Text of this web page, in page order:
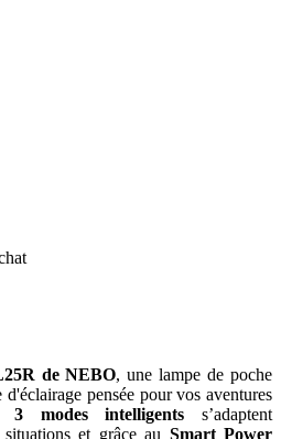
de NEBO, une lampe de poche
d'éclairage pensée pour vos aventures
3 modes intelligentss’adaptent
et grâce au Smart Power